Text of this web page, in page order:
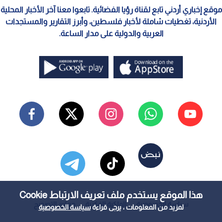
هذا الموقع يستخدم ملف تعريف الارتباط Cookie
لمزيد من المعلومات ، يرجى قراءةسياسة الخصوصية
موقع إخباري أردني تابع لقناة رؤيا الفضائية. تابعوا معنا آخر الأخبار المحلية
الأردنية، تغطيات شاملة لأخبار فلسطين، وأبرز التقارير والمستجدات
العربية والدولية على مدار الساعة.
سياسة الخصوصية الملكية الفكرية معايير التصحيح